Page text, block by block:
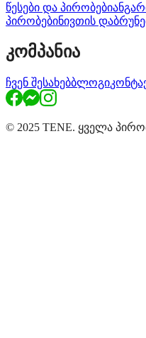
წესები და პირობები
პირობებინივთის
კომპანია
ჩვენ შესახებბლოგი
© 2025 TENE. ყველა